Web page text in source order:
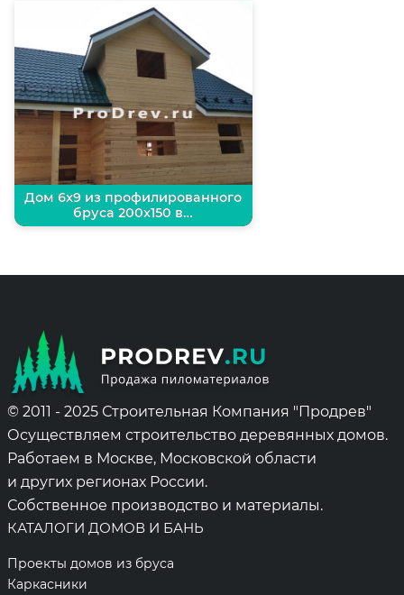
Дом 6х9 из профилированного
бруса 200х150 в…
© 2011 - 2025 Строительная Компания "Продрев"
Осуществляем строительство деревянных домов.
Работаем в Москве, Московской области
и других регионах России.
Собственное производство и материалы.
КАТАЛОГИ ДОМОВ И БАНЬ
Проекты домов из бруса
Каркасники